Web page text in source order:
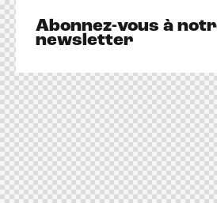
Abonnez-vous à
newsletter